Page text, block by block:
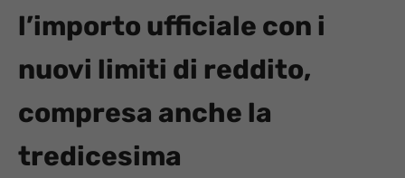
l’importo ufficiale con i
nuovi limiti di reddito,
compresa anche la
tredicesima